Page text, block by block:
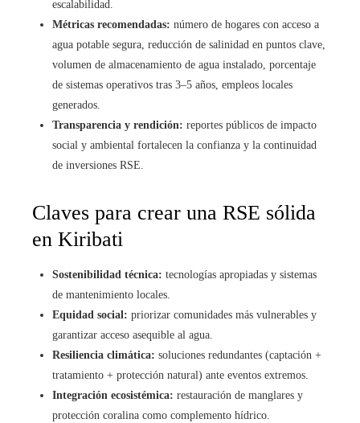
escalabilidad.
Métricas recomendadas: número de hogares con acceso a
agua potable segura, reducción de salinidad en puntos clave,
volumen de almacenamiento de agua instalado, porcentaje
de sistemas operativos tras 3–5 años, empleos locales
generados.
Transparencia y rendición: reportes públicos de impacto
social y ambiental fortalecen la confianza y la continuidad
de inversiones RSE.
Claves para crear una RSE sólida
en Kiribati
Sostenibilidad técnica: tecnologías apropiadas y sistemas
de mantenimiento locales.
Equidad social: priorizar comunidades más vulnerables y
garantizar acceso asequible al agua.
Resiliencia climática: soluciones redundantes (captación +
tratamiento + protección natural) ante eventos extremos.
Integración ecosistémica: restauración de manglares y
protección coralina como complemento hídrico.